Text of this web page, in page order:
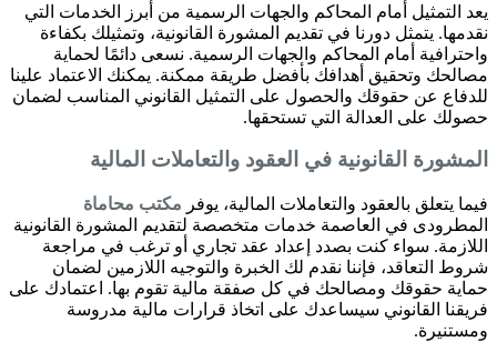
يعد التمثيل أمام المحاكم والجهات الرسمية من أبرز الخدمات التي
نقدمها. يتمثل دورنا في تقديم المشورة القانونية، وتمثيلك بكفاءة
واحترافية أمام المحاكم والجهات الرسمية. نسعى دائمًا لحماية
مصالحك وتحقيق أهدافك بأفضل طريقة ممكنة. يمكنك الاعتماد علينا
للدفاع عن حقوقك والحصول على التمثيل القانوني المناسب لضمان
حصولك على العدالة التي تستحقها.
المشورة القانونية في العقود والتعاملات المالية
فيما يتعلق بالعقود والتعاملات المالية، يوفر مكتب محاماة
المطرودى في العاصمة خدمات متخصصة لتقديم المشورة القانونية
اللازمة. سواء كنت بصدد إعداد عقد تجاري أو ترغب في مراجعة
شروط التعاقد، فإننا نقدم لك الخبرة والتوجيه اللازمين لضمان
حماية حقوقك ومصالحك في كل صفقة مالية تقوم بها. اعتمادك على
فريقنا القانوني سيساعدك على اتخاذ قرارات مالية مدروسة
ومستنيرة.